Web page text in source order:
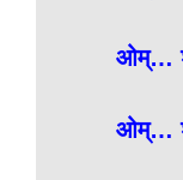
ओम्…
ओम्…